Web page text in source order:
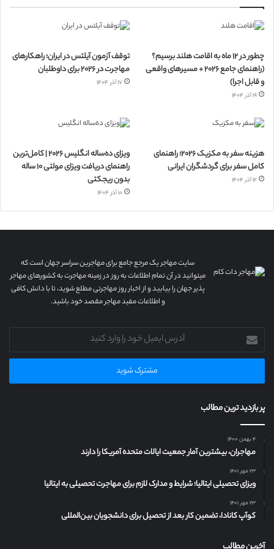
چطور در ۱۲ ماه به اقامت هلند برسیم؟
(راهنمای جامع ۲۰۲۶ + مسیرهای واقعی
و قابل اجرا)
۱۹ آذر ۱۴۰۴
توقف آزمون آیلتس در ایران؛ راهکارهای
مهاجرت در ۲۰۲۶ برای داوطلبان
۱۷ آذر ۱۴۰۴
هزینه سفر به مکزیک ۲۰۲۶؛ راهنمای
کامل سفر برای گردشگران ایرانی
۱۲ آذر ۱۴۰۴
ویزای ده‌ساله انگلیس ۲۰۲۶ | کامل‌ترین
راهنمای دریافت ویزای مولتی ۱۰ ساله
بدون ریجکتی
۱۰ آذر ۱۴۰۴
سایت مهاجر یک مرجع جامع برای مهاجرین سراسر جهان است که
میتوانید در آن تمام اطلاعات به روز در زمینه مهاجرت به کشورهای مهاجر
پذیر جهان را بیابید و از اخبار روز مهاجرتی مطلع شوید، تا با دانش کافی
و اطلاعات مفید مهاجر مقصد خود باشید.
آدرس
ایمیل
خود
وارد
پر بازدید ترین مطالب
۴ بهمن ۱۴۰۰
مهاجران، بیشترین آمار جمعیت ایالات متحده آمریکا را دارند
۲۳ مهر ۱۴۰۱
ویزای تحصیلی ایتالیا؛ شرایط و مدارک لازم برای مهاجرت تحصیلی به ایتالیا
۲۳ مهر ۱۴۰۱
کوآپ کانادا، تضمین کار بعد از تحصیل برای دانشجویان بین‌المللی